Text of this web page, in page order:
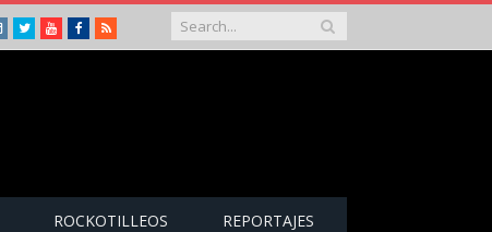
Instagram
TwitterYoutubeFacebook
RSS
ROCKOTILLEOS REPORTAJES